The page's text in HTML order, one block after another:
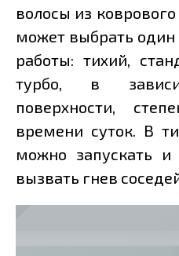
волосы из
может выбрать
работы: тихий,
турбо, в
поверхности,
времени суток. В
можно запускать и
вызвать гнев